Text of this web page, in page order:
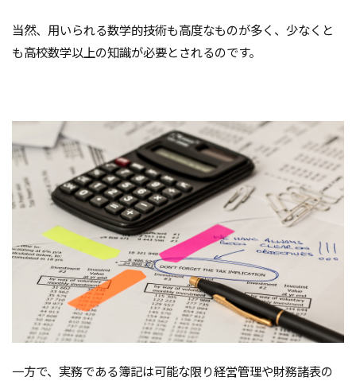
当然、用いられる数学的技術も高度なものが多く、少なくと
も高校数学以上の知識が必要とされるのです。
一方で、実務である簿記は可能な限り経営管理や財務諸表の